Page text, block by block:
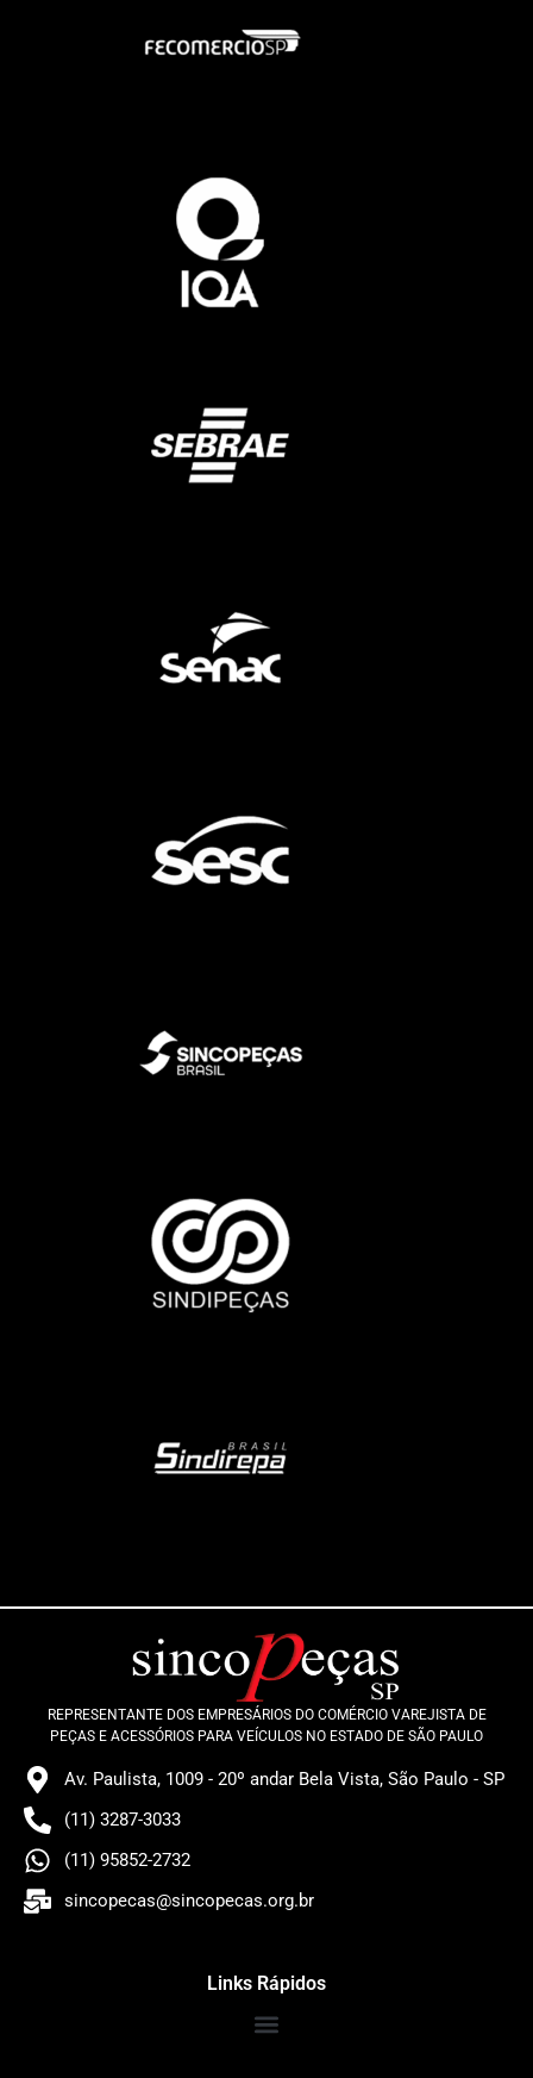
REPRESENTANTE DOS EMPRESÁRIOS DO COMÉRCIO VAREJISTA DE
PEÇAS E ACESSÓRIOS PARA VEÍCULOS NO ESTADO DE SÃO PAULO
Av. Paulista, 1009 - 20º andar Bela Vista, São Paulo - SP
(11) 3287-3033
(11) 95852-2732
sincopecas@sincopecas.org.br
Links Rápidos